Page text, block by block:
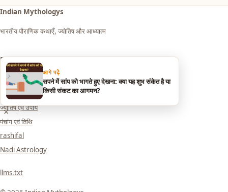
आगे पढ़ें
सपने में सांप को भागते हुए देखना: क्या यह शुभ संकेत है या
किसी संकट का आगमन?
×
Indian Mythologys
भारतीय पौराणिक कथाएँ, ज्योतिष और आध्यात्म
Explore
आध्यात्म एवं धर्म
सपनों का मतलब (Dream Meaning)
ज्योतिष एवं उपाय
पंचांग एवं तिथि
rashifal
Nadi Astrology
llms.txt